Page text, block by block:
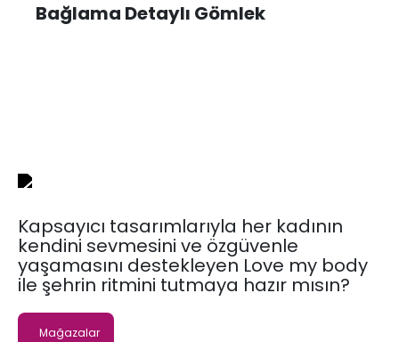
Bağlama Detaylı Gömlek
Kapsayıcı tasarımlarıyla her kadının
kendini sevmesini ve özgüvenle
yaşamasını destekleyen Love my body
ile şehrin ritmini tutmaya hazır mısın?
Mağazalar